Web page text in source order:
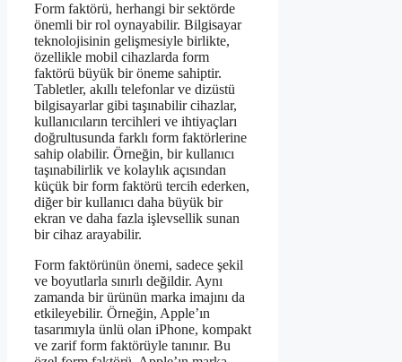
Form faktörü, herhangi bir sektörde
önemli bir rol oynayabilir. Bilgisayar
teknolojisinin gelişmesiyle birlikte,
özellikle mobil cihazlarda form
faktörü büyük bir öneme sahiptir.
Tabletler, akıllı telefonlar ve dizüstü
bilgisayarlar gibi taşınabilir cihazlar,
kullanıcıların tercihleri ve ihtiyaçları
doğrultusunda farklı form faktörlerine
sahip olabilir. Örneğin, bir kullanıcı
taşınabilirlik ve kolaylık açısından
küçük bir form faktörü tercih ederken,
diğer bir kullanıcı daha büyük bir
ekran ve daha fazla işlevsellik sunan
bir cihaz arayabilir.
Form faktörünün önemi, sadece şekil
ve boyutlarla sınırlı değildir. Aynı
zamanda bir ürünün marka imajını da
etkileyebilir. Örneğin, Apple’ın
tasarımıyla ünlü olan iPhone, kompakt
ve zarif form faktörüyle tanınır. Bu